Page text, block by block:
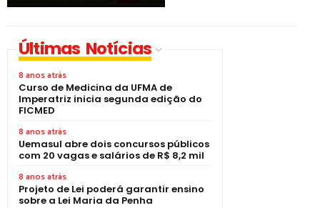
Últimas Notícias
8 anos atrás
Curso de Medicina da UFMA de
Imperatriz inicia segunda edição do
FICMED
8 anos atrás
Uemasul abre dois concursos públicos
com 20 vagas e salários de R$ 8,2 mil
8 anos atrás
Projeto de Lei poderá garantir ensino
sobre a Lei Maria da Penha